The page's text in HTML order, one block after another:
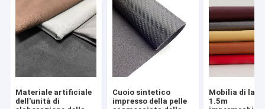
Materiale artificiale
dell'unità di
Cuoio sintetico
impresso della pelle
Mobilia di
1.5m